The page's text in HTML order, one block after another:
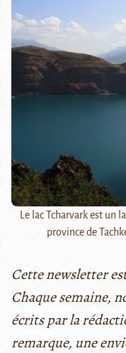
Le lac Tcharvark est
province de
Cette newsletter
Chaque semaine,
écrits par la
remarque, une